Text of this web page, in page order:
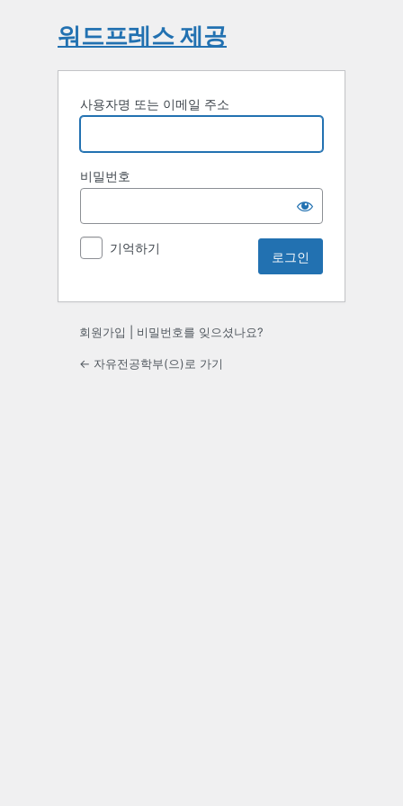
워드프레스 제공
사용자명 또는 이메일 주소
비밀번호
기억하기
회원가입 비밀번호를 잊으셨나요?
← 자유전공학부(으)로 가기